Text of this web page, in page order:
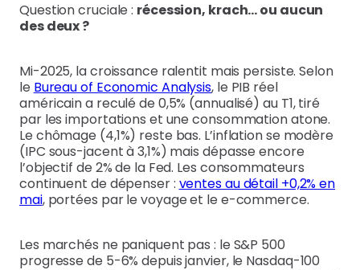
Question cruciale : récession, krach… ou aucun
des deux ?
Mi-2025, la croissance ralentit mais persiste. Selon
le Bureau of Economic Analysis, le PIB réel
américain a reculé de 0,5% (annualisé) au T1, tiré
par les importations et une consommation atone.
Le chômage (4,1%) reste bas. L’inflation se modère
(IPC sous-jacent à 3,1%) mais dépasse encore
l’objectif de 2% de la Fed. Les consommateurs
continuent de dépenser : ventes au détail +0,2% en
mai, portées par le voyage et le e-commerce.
Les marchés ne paniquent pas : le S&P 500
progresse de 5-6% depuis janvier, le Nasdaq-100